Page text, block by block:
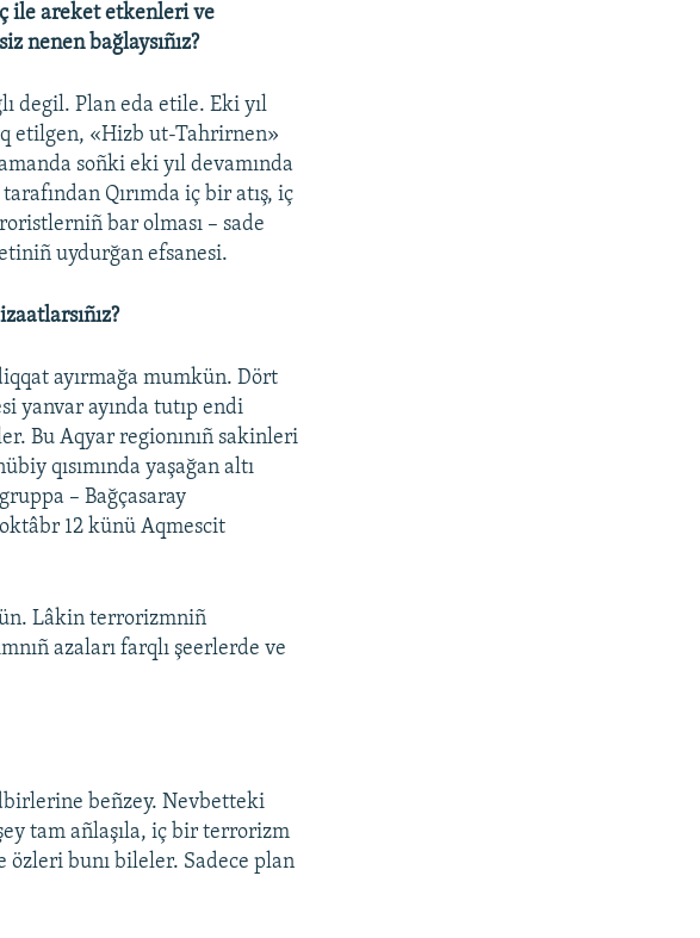
ile areket etkenleri ve
nenen bağlaysıñız?
degil. Plan eda etile. Eki yıl
etilgen, «Hizb ut-Tahrirnen»
soñki eki yıl devamında
Qırımda iç bir atış, iç
bar olması – sade
uydurğan efsanesi.
ayırmağa mumkün. Dört
yanvar ayında tutıp endi
Bu Aqyar regionınıñ sakinleri
qısımında yaşağan altı
– Bağçasaray
12 künü Aqmescit
Lâkin terrorizmniñ
azaları farqlı şeerlerde ve
beñzey. Nevbetteki
tam añlaşıla, iç bir terrorizm
özleri bunı bileler. Sadece plan